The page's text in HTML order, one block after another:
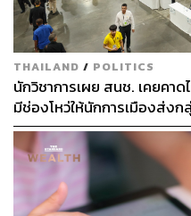
THAILAND / POLITICS
นักวิชาการเผย สนช. เคยคา
มีช่องโหว่ให้นักการเมืองส่ง
ล้านยึดประเทศได้